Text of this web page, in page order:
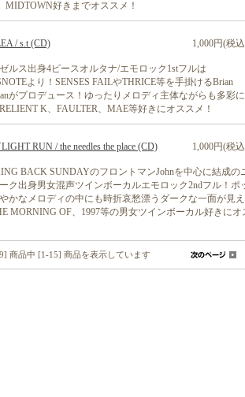
MIDTOWN好きまでオススメ！
/ s.t (CD) 1,000円(税
ルス出身4ピースオルタナ/エモロック1stフルは
より！SENSES FAILやTHRICE等を手掛けるBrian
がプロデュース！ゆったりメロディ主体ながらも多彩
K、FAULTER、MAE等好きにオススメ！
RUN / the needles the place (CD) 1,000円(税
BACK SUNDAYのフロントマンJohnを中心に結成の
ク出身男女混声ツインボーカルエモロック2ndフル！ポ
かなメロディの中にも時折哀愁漂うダークな一面が見
MORNING OF、1997等の男女ツインボーカル好きにオ
商品中 [1-15] 商品を表示しています